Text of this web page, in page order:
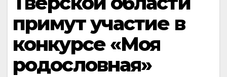
примут участие в
конкурсе «Моя
родословная»